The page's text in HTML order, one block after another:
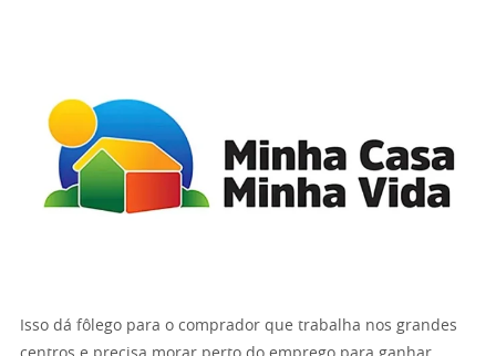
Isso dá fôlego para o comprador que trabalha nos grandes